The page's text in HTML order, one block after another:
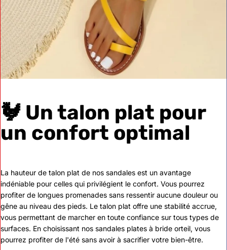
🐓 Un talon plat pour
un confort optimal
La hauteur de talon plat de nos sandales est un avantage
indéniable pour celles qui privilégient le confort. Vous pourrez
profiter de longues promenades sans ressentir aucune douleur ou
gêne au niveau des pieds. Le talon plat offre une stabilité accrue,
vous permettant de marcher en toute confiance sur tous types de
surfaces. En choisissant nos sandales plates à bride orteil, vous
pourrez profiter de l'été sans avoir à sacrifier votre bien-être.